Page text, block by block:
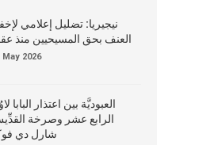
نيجيريا: تضليل إعلامي
العنف بحق المسيحيين منذ
May 2026
العبوديَّة بين اعتذار البابا
الرابع عشر وصرخة
شارل دي